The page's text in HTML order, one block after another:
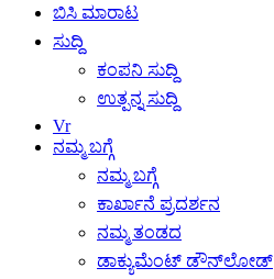
ಬಿಸಿ ಮಾರಾಟ
ಸುದ್ದಿ
ಕಂಪನಿ ಸುದ್ದಿ
ಉತ್ಪನ್ನ ಸುದ್ದಿ
Vr
ನಮ್ಮ ಬಗ್ಗೆ
ನಮ್ಮ ಬಗ್ಗೆ
ಕಾರ್ಖಾನೆ ಪ್ರದರ್ಶನ
ನಮ್ಮ ತಂಡದ
ಡಾಕ್ಯುಮೆಂಟ್ ಡೌನ್‌ಲೋಡ್